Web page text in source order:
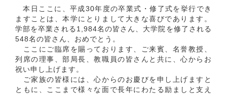
本日ここに、平成30年度の卒業式・修了式を挙行でき
ますことは、本学にとりまして大きな喜びであります。
学部を卒業される1,984名の皆さん、大学院を修了される
548名の皆さん、おめでとう。
ここにご臨席を賜っております、ご来賓、名誉教授、
列席の理事、部局長、教職員の皆さんと共に、心からお
祝い申し上げます。
ご家族の皆様には、心からのお慶びを申し上げますと
ともに、ここまで様々な面で長年にわたる励ましと支え